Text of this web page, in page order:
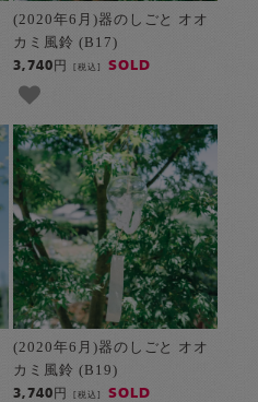
(2020年6月)器のしごと オオ
カミ風鈴 (B17)
3,740円 [税込] SOLD
(2020年6月)器のしごと オオ
カミ風鈴 (B19)
3,740円 [税込] SOLD